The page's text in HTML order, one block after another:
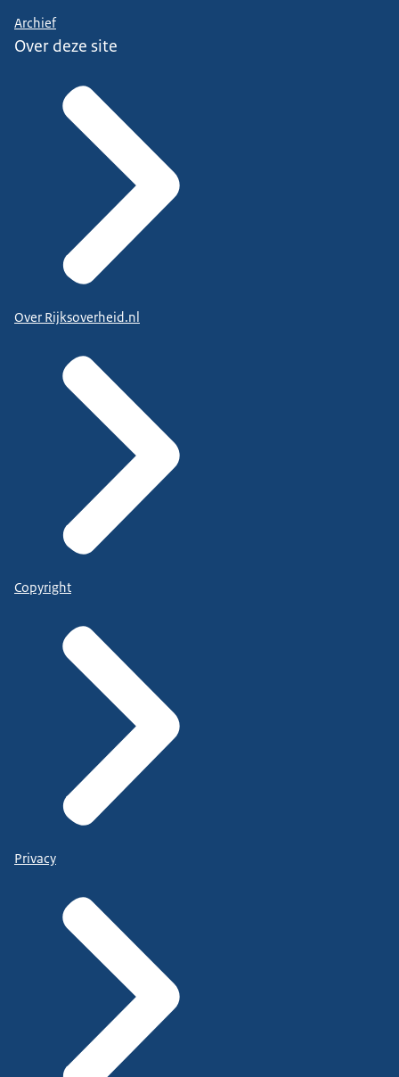
Archief
Over deze site
Over Rijksoverheid.nl
Copyright
Privacy